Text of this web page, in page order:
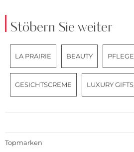
Stöbern Sie weiter
LA PRAIRIE BEAUTY PFLEGE
GESICHTSCREME LUXURY GIFTS
Topmarken